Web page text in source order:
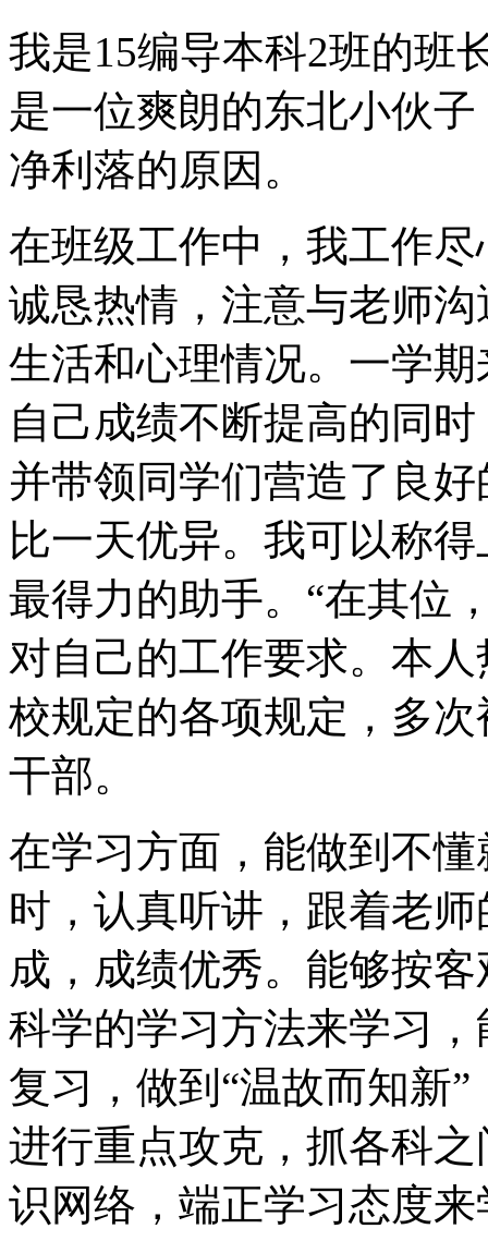
我是15编导本科2班的班
是一位爽朗的东北小伙
净利落的原因。
在班级工作中，我工作
诚恳热情，注意与老师
生活和心理情况。一学
自己成绩不断提高的同
并带领同学们营造了良
比一天优异。我可以称
最得力的助手。“在其位
对自己的工作要求。本
校规定的各项规定，多
干部。
在学习方面，能做到不
时，认真听讲，跟着老
成，成绩优秀。能够按
科学的学习方法来学习
复习，做到“温故而知新
进行重点攻克，抓各科
识网络，端正学习态度